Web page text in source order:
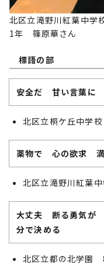
北区立滝野川紅葉中学
1年 篠原華さん
標語の部
安全だ 甘い言葉に
北区立桐ケ丘中学
薬物で 心の欲求 満
北区立滝野川紅葉
大丈夫 断る勇気が
分で決める
北区立都の北学園